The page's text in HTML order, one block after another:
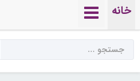
خانه